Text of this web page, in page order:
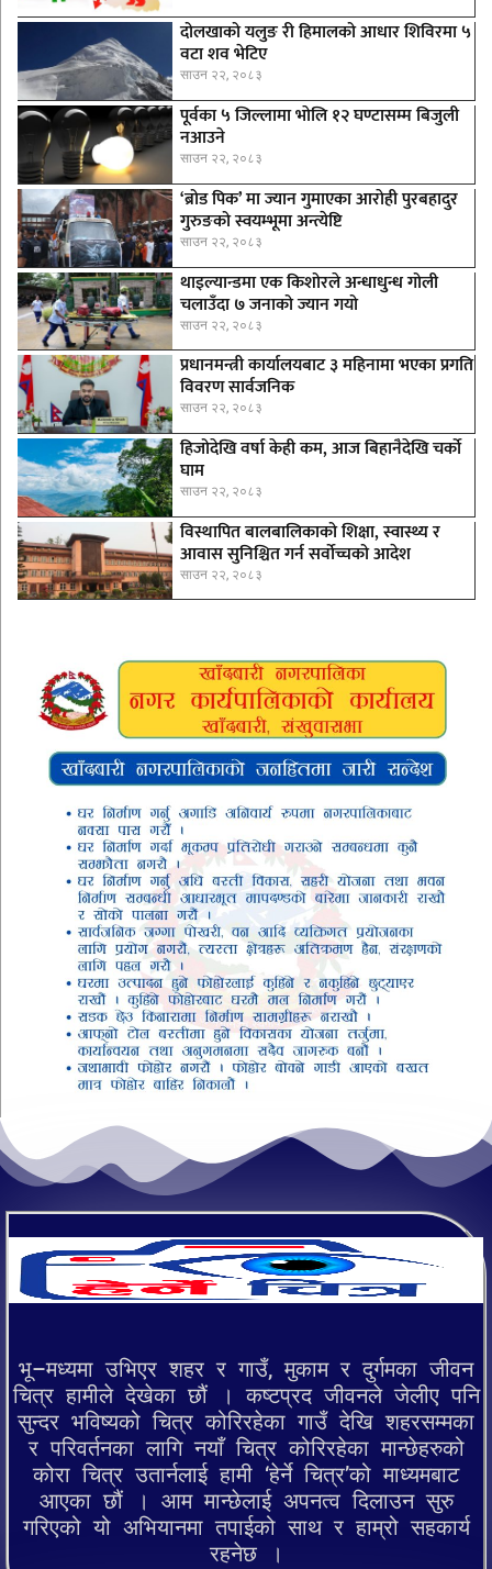
दोलखाको यलुङ री हिमालको आधार शिविरमा ५
वटा शव भेटिए
साउन २२, २०८३
पूर्वका ५ जिल्लामा भाेलि १२ घण्टासम्म बिजुली
नआउने
साउन २२, २०८३
‘ब्रोड पिक’ मा ज्यान गुमाएका आराेही पुरबहादुर
गुरुङको स्वयम्भूमा अन्त्येष्टि
साउन २२, २०८३
थाइल्यान्डमा एक किशोरले अन्धाधुन्ध गोली
चलाउँदा ७ जनाको ज्यान गयो
साउन २२, २०८३
प्रधानमन्त्री कार्यालयबाट ३ महिनामा भएका प्रगति
विवरण सार्वजनिक
साउन २२, २०८३
हिजोदेखि वर्षा केही कम, आज बिहानैदेखि चर्को
घाम
साउन २२, २०८३
विस्थापित बालबालिकाको शिक्षा, स्वास्थ्य र
आवास सुनिश्चित गर्न सर्वोच्चको आदेश
साउन २२, २०८३
भू–मध्यमा उभिएर शहर र गाउँ, मुकाम र दुर्गमका जीवन
चित्र हामीले देखेका छौं । कष्टप्रद जीवनले जेलीए पनि
सुन्दर भविष्यको चित्र कोरिरहेका गाउँ देखि शहरसम्मका
र परिवर्तनका लागि नयाँ चित्र कोरिरहेका मान्छेहरुको
कोरा चित्र उतार्नलाई हामी ‘हेर्ने चित्र’को माध्यमबाट
आएका छौं । आम मान्छेलाई अपनत्व दिलाउन सुरु
गरिएको यो अभियानमा तपाईको साथ र हाम्रो सहकार्य
रहनेछ ।